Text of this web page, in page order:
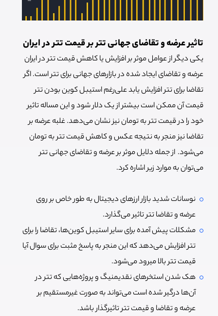
تاثیر عرضه و تقاضای جهانی تتر بر قیمت تتر در ایران
یکی دیگر از عوامل موثر بر افزایش یا کاهش قیمت تتر در ایران
عرضه و تقاضای ایجاد شده در بازارهای جهانی برای تتر است. اگر
تقاضا برای تتر افزایش یابد علی‌رغم استیبل کوین بودن تتر
قیمت آن ممکن است بیشتر از یک دلار شود و این مساله تاثیر
خود را در قیمت تتر به تومان نیز نشان می‌دهد. غلبه عرضه بر
تقاضا نیز منجر به نتیجه عکس و کاهش قیمت تتر به تومان
می‌شود. از جمله دلایل موثر بر عرضه و تقاضای جهانی تتر
می‌توان به موارد زیر اشاره کرد.
نوسانات شدید بازار ارزهای دیجیتال به طور خاص بر روی
عرضه و تقاضا تتر تاثیر می‌گذارد.
مشکلات پیش آمده برای سایر استیبل کوین‌ها، تقاضا را برای
تتر افزایش می‌دهد که این منجر به پاسخ مثبت برای سوال آیا
قیمت تتر بالا میرود می‌شود.
هک شدن استخرهای نقدیمنیگ و پروژه‌هایی که تتر در
آن‌ها درگیر شده است می‌تواند به صورت غیرمستقیم بر
عرضه و تقاضا و قیمت تتر تاثیرگذار باشد.